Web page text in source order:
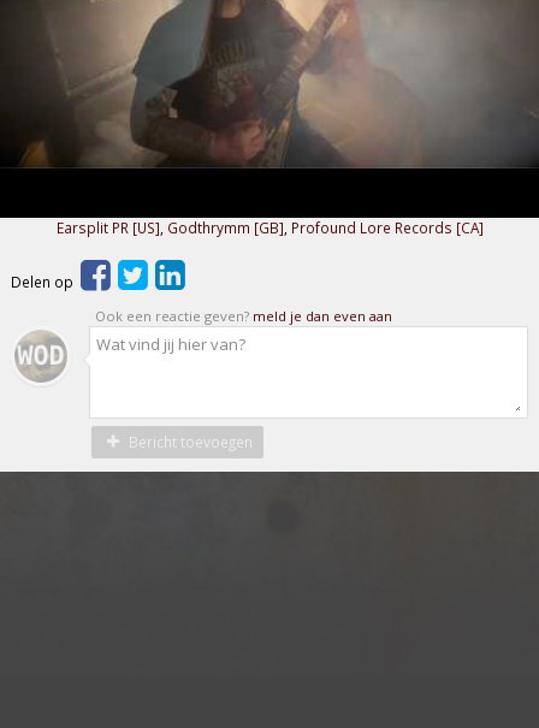
Earsplit PR [US] Godthrymm [GB] Profound Lore Records [CA]
Delen op
Ook een reactie geven? meld je dan even aan
Bericht toevoegen